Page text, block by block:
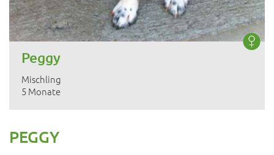
Peggy
Mischling
5 Monate
PEGGY